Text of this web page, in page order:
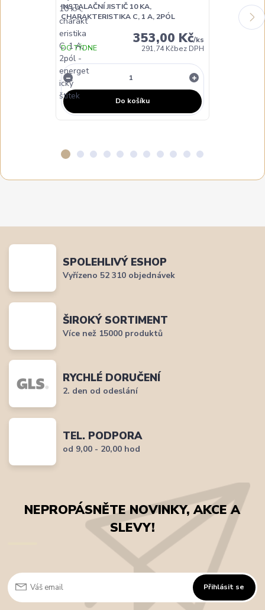
INSTALAČNÍ JISTIČ 10 KA,
CHARAKTERISTIKA C, 1 A, 2PÓL
353,00 Kč/ks
291,74 Kčbez DPH
DO TÝDNE
Do košíku
INSTALAČNÍ
SPOLEHLIVÝ ESHOP
Vyřízeno 52 310 objednávek
ŠIROKÝ SORTIMENT
Více než 15000 produktů
RYCHLÉ DORUČENÍ
2. den od odeslání
TEL. PODPORA
od 9,00 - 20,00 hod
NEPROPÁSNĚTE NOVINKY, AKCE A
SLEVY!
Přihlásit se